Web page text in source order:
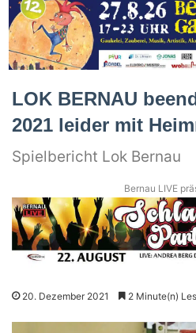
LOK BERNAU
2021 leider mit
Spielbericht Lok Bernau
Bernau LIVE
20. Dezember 2021 2 Minute(n)